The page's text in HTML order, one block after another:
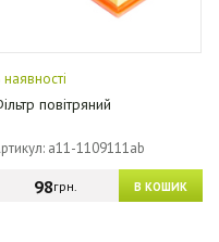
повітряний
a11-1109111ab
В КОШИК
98грн.